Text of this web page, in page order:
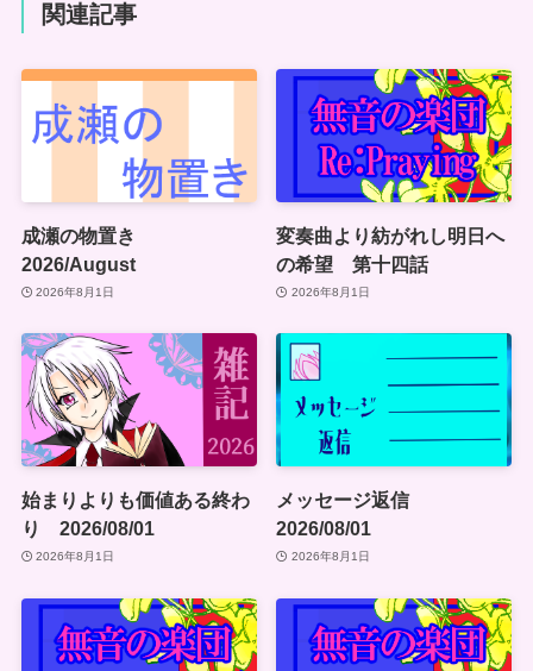
関連記事
成瀬の物置き
2026/August
2026年8月1日
変奏曲より紡がれし明日へ
の希望 第十四話
2026年8月1日
始まりよりも価値ある終わ
り 2026/08/01
2026年8月1日
メッセージ返信
2026/08/01
2026年8月1日